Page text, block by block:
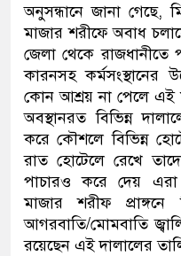
অনুসন্ধানে জানা
মাজার শরীফে অবাধ
জেলা থেকে রাজধানীতে
কারনসহ কর্মসংস্থানের
কোন আশ্রয় না পেলে এই
অবস্থানরত বিভিন্ন
করে কৌশলে বিভিন্ন
রাত হোটেলে রেখে
পাচারও করে দেয়
মাজার শরীফ
আগরবাতি/মোমবাতি
রয়েছেন এই দালালের